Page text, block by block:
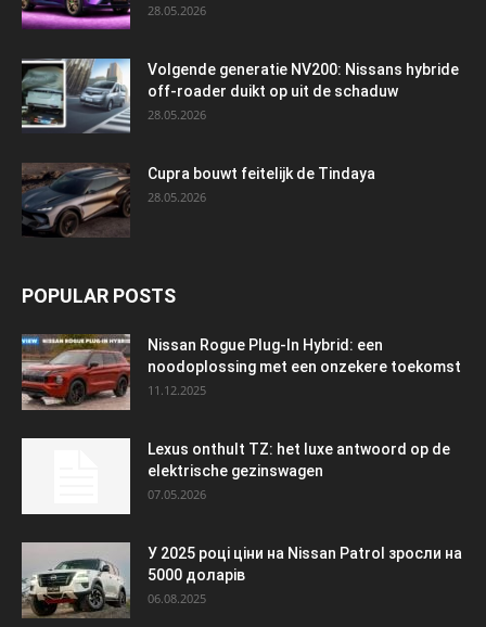
28.05.2026
Volgende generatie NV200: Nissans hybride
off-roader duikt op uit de schaduw
28.05.2026
Cupra bouwt feitelijk de Tindaya
28.05.2026
POPULAR POSTS
Nissan Rogue Plug-In Hybrid: een
noodoplossing met een onzekere toekomst
11.12.2025
Lexus onthult TZ: het luxe antwoord op de
elektrische gezinswagen
07.05.2026
У 2025 році ціни на Nissan Patrol зросли на
5000 доларів
06.08.2025